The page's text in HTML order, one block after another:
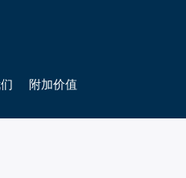
附加价值